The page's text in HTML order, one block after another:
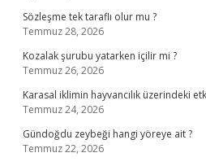
Sözleşme tek taraflı olur mu ?
Temmuz 28, 2026
Kozalak şurubu yatarken içilir mi ?
Temmuz 26, 2026
Karasal iklimin hayvancılık üzerindeki
Temmuz 24, 2026
Gündoğdu zeybeği hangi yöreye ait ?
Temmuz 22, 2026